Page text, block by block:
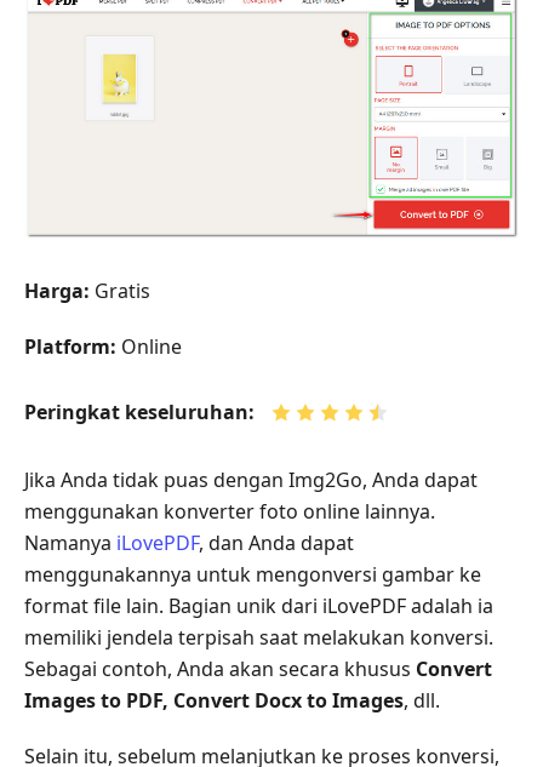
Harga: Gratis
Platform: Online
Peringkat keseluruhan:
Jika Anda tidak puas dengan Img2Go, Anda dapat
menggunakan konverter foto online lainnya.
Namanya iLovePDF, dan Anda dapat
menggunakannya untuk mengonversi gambar ke
format file lain. Bagian unik dari iLovePDF adalah ia
memiliki jendela terpisah saat melakukan konversi.
Sebagai contoh, Anda akan secara khusus Convert
Images to PDF, Convert Docx to Images, dll.
Selain itu, sebelum melanjutkan ke proses konversi,